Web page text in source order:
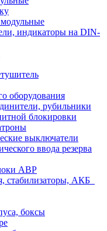
индикаторы на DIN-
оборудования
рубильники
блокировки
выключатели
ввода резерва
АВР
стабилизаторы, АКБ
боксы